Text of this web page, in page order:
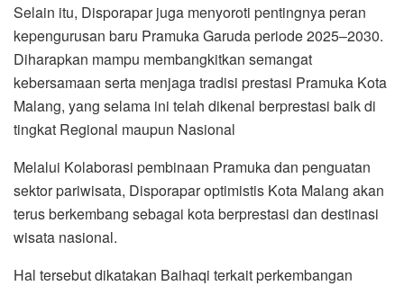
Selain itu, Disporapar juga menyoroti pentingnya peran
kepengurusan baru Pramuka Garuda periode 2025–2030.
Diharapkan mampu membangkitkan semangat
kebersamaan serta menjaga tradisi prestasi Pramuka Kota
Malang, yang selama ini telah dikenal berprestasi baik di
tingkat Regional maupun Nasional
Melalui Kolaborasi pembinaan Pramuka dan penguatan
sektor pariwisata, Disporapar optimistis Kota Malang akan
terus berkembang sebagai kota berprestasi dan destinasi
wisata nasional.
Hal tersebut dikatakan Baihaqi terkait perkembangan